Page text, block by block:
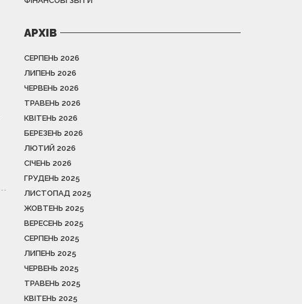
АРХІВ
СЕРПЕНЬ 2026
ЛИПЕНЬ 2026
ЧЕРВЕНЬ 2026
ТРАВЕНЬ 2026
КВІТЕНЬ 2026
БЕРЕЗЕНЬ 2026
ЛЮТИЙ 2026
СІЧЕНЬ 2026
ГРУДЕНЬ 2025
ЛИСТОПАД 2025
ЖОВТЕНЬ 2025
ВЕРЕСЕНЬ 2025
СЕРПЕНЬ 2025
ЛИПЕНЬ 2025
ЧЕРВЕНЬ 2025
ТРАВЕНЬ 2025
КВІТЕНЬ 2025